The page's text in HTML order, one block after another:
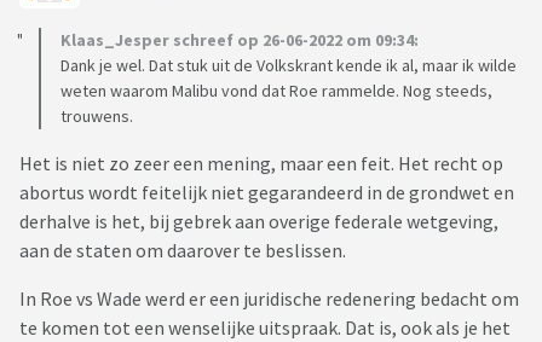
Klaas_Jesper schreef op 26-06-2022 om 09:34:
Dank je wel. Dat stuk uit de Volkskrant kende ik al, maar ik wilde
weten waarom Malibu vond dat Roe rammelde. Nog steeds,
trouwens.
Het is niet zo zeer een mening, maar een feit. Het recht op
abortus wordt feitelijk niet gegarandeerd in de grondwet en
derhalve is het, bij gebrek aan overige federale wetgeving,
aan de staten om daarover te beslissen.
In Roe vs Wade werd er een juridische redenering bedacht om
te komen tot een wenselijke uitspraak. Dat is, ook als je het